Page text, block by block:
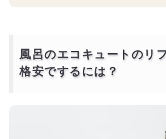
風呂のエコキュートのリ
格安でするには？